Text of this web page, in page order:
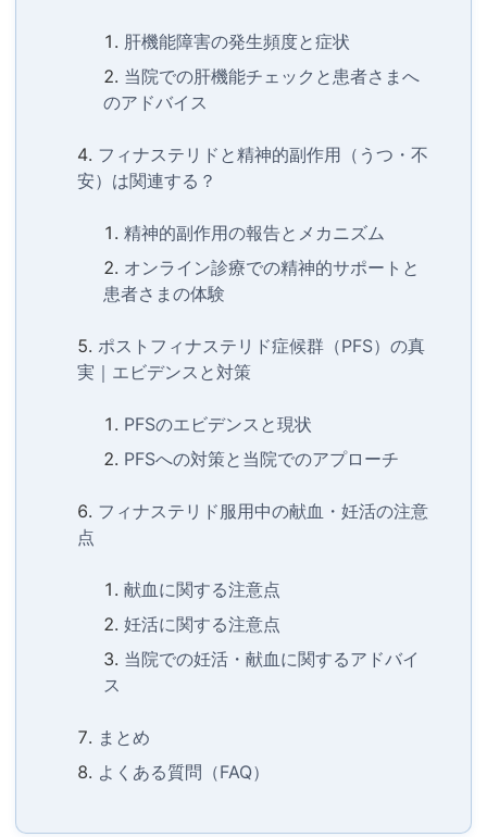
肝機能障害の発生頻度と症状
当院での肝機能チェックと患者さまへ
のアドバイス
フィナステリドと精神的副作用（うつ・不
安）は関連する？
精神的副作用の報告とメカニズム
オンライン診療での精神的サポートと
患者さまの体験
ポストフィナステリド症候群（PFS）の真
実｜エビデンスと対策
PFSのエビデンスと現状
PFSへの対策と当院でのアプローチ
フィナステリド服用中の献血・妊活の注意
点
献血に関する注意点
妊活に関する注意点
当院での妊活・献血に関するアドバイ
ス
まとめ
よくある質問（FAQ）